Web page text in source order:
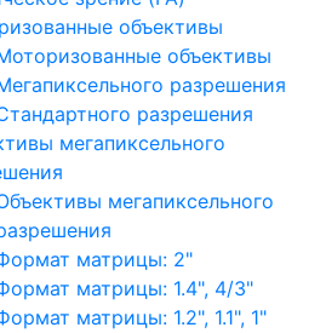
объективы
объективы
разрешения
разрешения
мегапиксельного
мегапиксельного
матрицы: 2"
матрицы: 1.4", 4/3"
матрицы: 1.2", 1.1", 1"